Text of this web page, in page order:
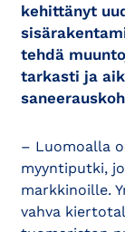
kehittänyt
tehdä
tarkasti ja
– Luomoalla
myyntiputki,
markkinoille.
vahva